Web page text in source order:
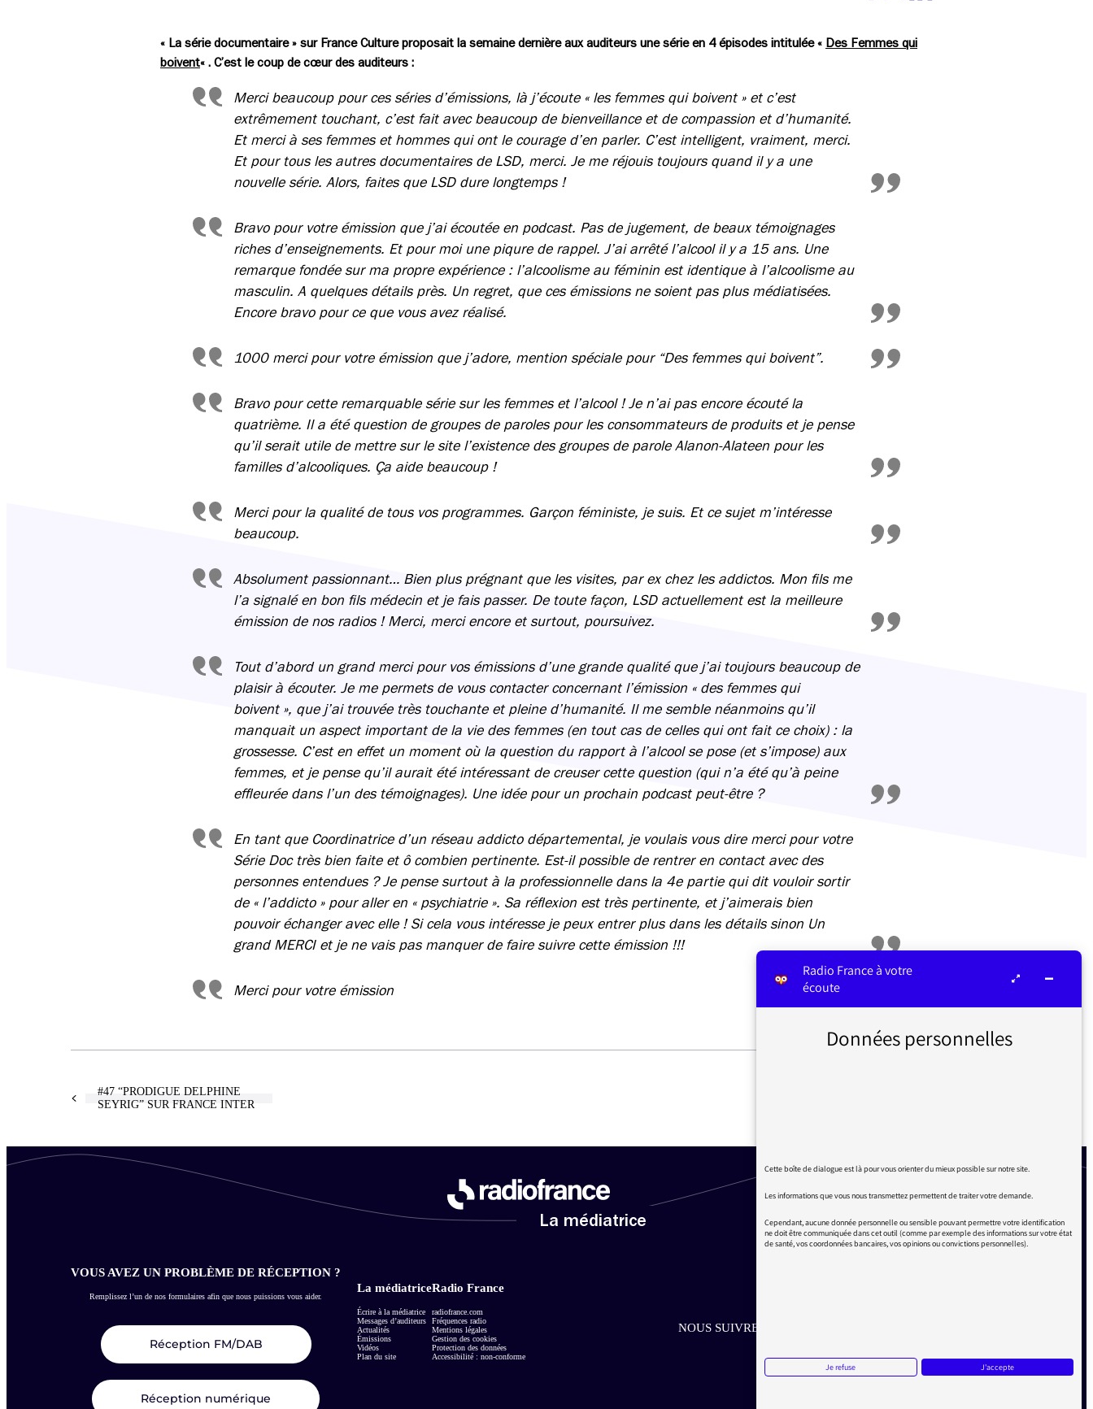
« La série documentaire » sur France Culture proposait la semaine dernière aux auditeurs une série en 4 épisodes intitulée « Des Femmes qui
boivent« . C’est le coup de cœur des auditeurs :
Merci beaucoup pour ces séries d’émissions, là j’écoute « les femmes qui boivent » et c’est
extrêmement touchant, c’est fait avec beaucoup de bienveillance et de compassion et d’humanité.
Et merci à ses femmes et hommes qui ont le courage d’en parler. C’est intelligent, vraiment, merci.
Et pour tous les autres documentaires de LSD, merci. Je me réjouis toujours quand il y a une
nouvelle série. Alors, faites que LSD dure longtemps !
Bravo pour votre émission que j’ai écoutée en podcast. Pas de jugement, de beaux témoignages
riches d’enseignements. Et pour moi une piqure de rappel. J’ai arrêté l’alcool il y a 15 ans. Une
remarque fondée sur ma propre expérience : l’alcoolisme au féminin est identique à l’alcoolisme au
masculin. A quelques détails près. Un regret, que ces émissions ne soient pas plus médiatisées.
Encore bravo pour ce que vous avez réalisé.
1000 merci pour votre émission que j’adore, mention spéciale pour “Des femmes qui boivent”.
Bravo pour cette remarquable série sur les femmes et l’alcool ! Je n’ai pas encore écouté la
quatrième. Il a été question de groupes de paroles pour les consommateurs de produits et je pense
qu’il serait utile de mettre sur le site l’existence des groupes de parole Alanon-Alateen pour les
familles d’alcooliques. Ça aide beaucoup !
Merci pour la qualité de tous vos programmes. Garçon féministe, je suis. Et ce sujet m’intéresse
beaucoup.
Absolument passionnant… Bien plus prégnant que les visites, par ex chez les addictos. Mon fils me
l’a signalé en bon fils médecin et je fais passer. De toute façon, LSD actuellement est la meilleure
émission de nos radios ! Merci, merci encore et surtout, poursuivez.
Tout d’abord un grand merci pour vos émissions d’une grande qualité que j’ai toujours beaucoup de
plaisir à écouter. Je me permets de vous contacter concernant l’émission « des femmes qui
boivent », que j’ai trouvée très touchante et pleine d’humanité. Il me semble néanmoins qu’il
manquait un aspect important de la vie des femmes (en tout cas de celles qui ont fait ce choix) : la
grossesse. C’est en effet un moment où la question du rapport à l’alcool se pose (et s’impose) aux
femmes, et je pense qu’il aurait été intéressant de creuser cette question (qui n’a été qu’à peine
effleurée dans l’un des témoignages). Une idée pour un prochain podcast peut-être ?
En tant que Coordinatrice d’un réseau addicto départemental, je voulais vous dire merci pour votre
Série Doc très bien faite et ô combien pertinente. Est-il possible de rentrer en contact avec des
personnes entendues ? Je pense surtout à la professionnelle dans la 4e partie qui dit vouloir sortir
de « l’addicto » pour aller en « psychiatrie ». Sa réflexion est très pertinente, et j’aimerais bien
pouvoir échanger avec elle ! Si cela vous intéresse je peux entrer plus dans les détails sinon Un
grand MERCI et je ne vais pas manquer de faire suivre cette émission !!!
Merci pour votre émission
#47 “PRODIGUE DELPHINE
SEYRIG” SUR FRANCE INTER
La médiatrice
VOUS AVEZ UN PROBLÈME DE RÉCEPTION ?
Remplissez l’un de nos formulaires afin que nous puissions vous aider.
Réception FM/DAB
Réception numérique
La médiatrice
Écrire à la médiatrice
Messages d’auditeurs
Actualités
Émissions
Vidéos
Plan du site
Radio France
radiofrance.com
Fréquences radio
Mentions légales
Gestion des cookies
Protection des données
Accessibilité : non-conforme
NOUS SUIVRE SUR LES RÉSEAUX
Aller sur la page Facebook de la Médiatrice
Aller sur la page Twitter de la Médiatrice
Aller sur la page Instagram de la Médiatrice
Radio France à votre
écoute
Données personnelles
Cette boîte de dialogue est là pour vous orienter du mieux possible sur notre site.
Les informations que vous nous transmettez permettent de traiter votre demande.
Cependant, aucune donnée personnelle ou sensible pouvant permettre votre identification
ne doit être communiquée dans cet outil (comme par exemple des informations sur votre état
de santé, vos coordonnées bancaires, vos opinions ou convictions personnelles).
Je refuse J'accepte